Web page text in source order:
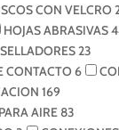
CON VELCRO
HOJAS ABRASIVAS
23
CONTACTO 6
169
AIRE 83